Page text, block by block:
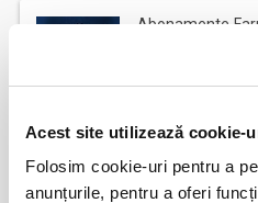
Acest site utilizează cookie-
Folosim cookie-uri pentru a
anunțurile, pentru a oferi
Abonamente
BILETE
Abonamente FC